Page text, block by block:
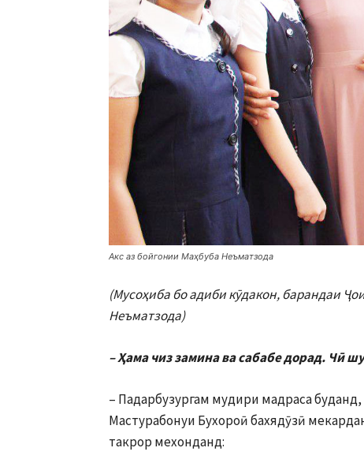
Акс аз бойгонии Маҳбуба Неъматзода
(Мусоҳиба бо адиби кӯдакон, барандаи
Неъматзода)
– Ҳама чиз замина ва сабабе дорад. Чӣ
– Падарбузургам мудири мадраса
Мастурабонуи Бухороӣ бахядӯзӣ
такрор мехонданд: